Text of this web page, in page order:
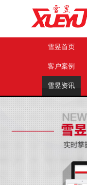
雪昱首页
客户案例
雪昱资讯